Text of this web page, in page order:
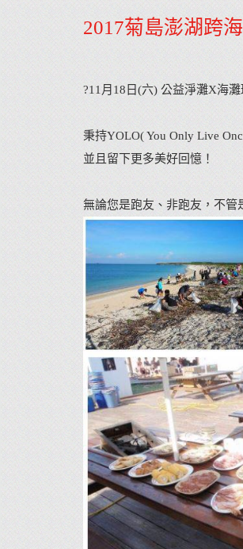
Cosplay 哆啦a夢 健達
2017菊島澎湖跨
?11月18日(六) 公益淨灘X海
秉持YOLO( You Only Live
並且留下更多美好回憶！
無論您是跑友、非跑友，不管